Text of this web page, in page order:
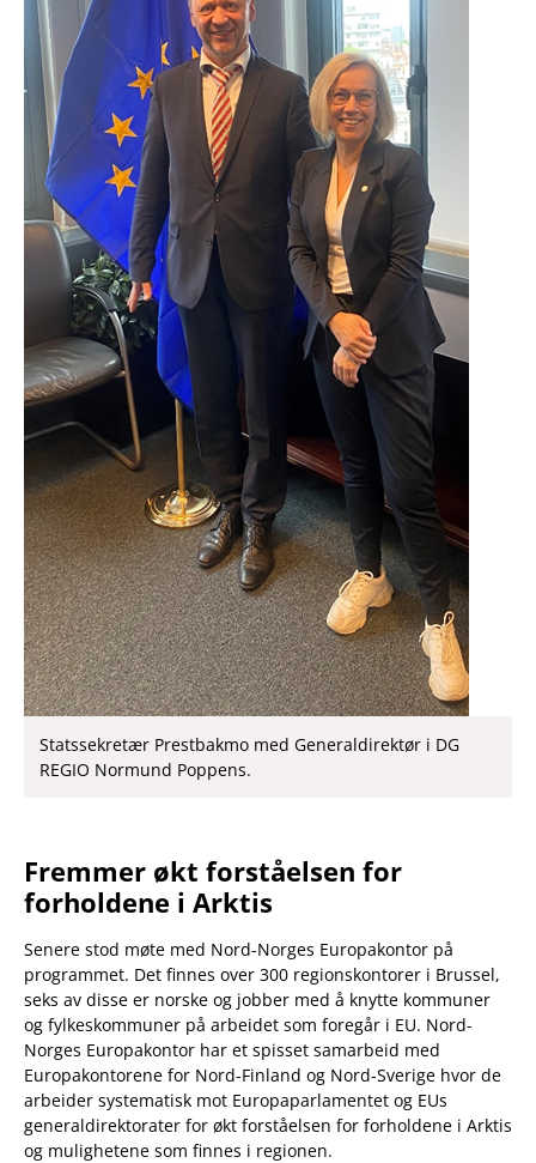
Statssekretær Prestbakmo med Generaldirektør i DG
REGIO Normund Poppens.
Fremmer økt forståelsen for
forholdene i Arktis
Senere stod møte med Nord-Norges Europakontor på
programmet. Det finnes over 300 regionskontorer i Brussel,
seks av disse er norske og jobber med å knytte kommuner
og fylkeskommuner på arbeidet som foregår i EU. Nord-
Norges Europakontor har et spisset samarbeid med
Europakontorene for Nord-Finland og Nord-Sverige hvor de
arbeider systematisk mot Europaparlamentet og EUs
generaldirektorater for økt forståelsen for forholdene i Arktis
og mulighetene som finnes i regionen.